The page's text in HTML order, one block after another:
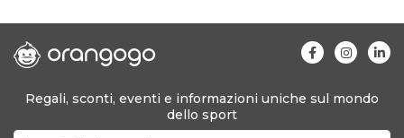
Regali, sconti, eventi e informazioni uniche sul mondo
dello sport